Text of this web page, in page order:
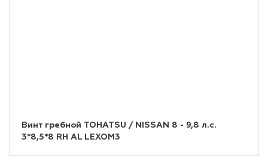
Винт гребной TOHATSU / NISSAN 8 - 9,8 л.с.
3*8,5*8 RH AL LEXOM3